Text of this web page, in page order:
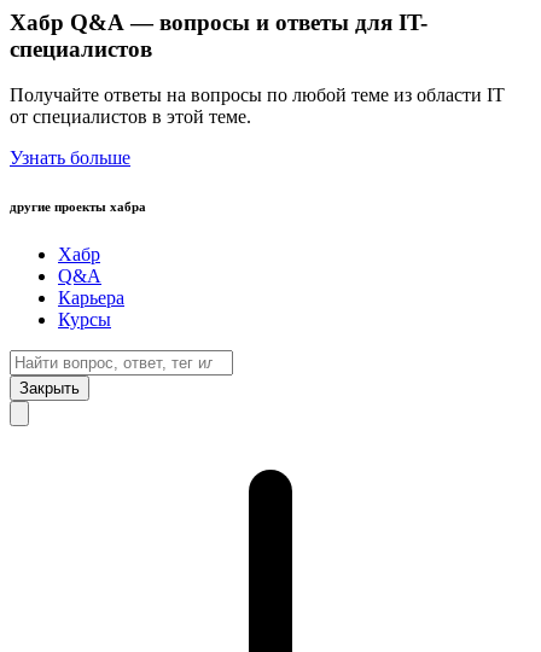
Хабр Q&A — вопросы и ответы для IT-
специалистов
Получайте ответы на вопросы по любой теме из области IT
от специалистов в этой теме.
Узнать больше
другие проекты хабра
Хабр
Q&A
Карьера
Курсы
Закрыть